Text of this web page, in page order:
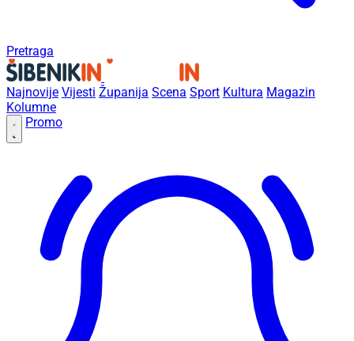
Pretraga
Najnovije Vijesti Županija Scena Sport Kultura Magazin
Kolumne
Promo